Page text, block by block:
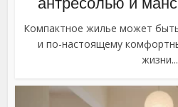
Компактное жилье может
и по-настоящему
жизни...